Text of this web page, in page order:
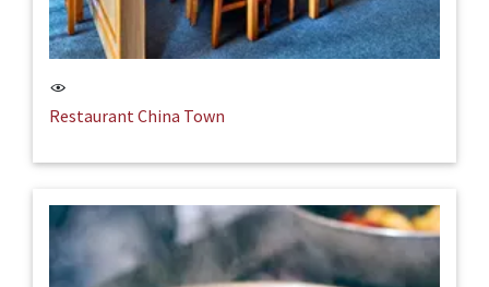
Restaurant China Town